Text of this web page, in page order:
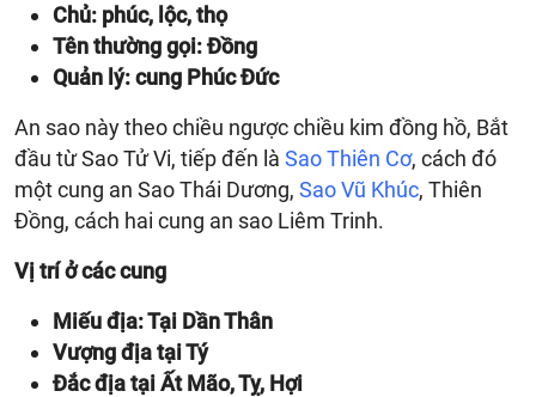
Chủ: phúc, lộc, thọ
Tên thường gọi: Đồng
Quản lý: cung Phúc Đức
An sao này theo chiều ngược chiều kim đồng hồ, Bắt
đầu từ Sao Tử Vi, tiếp đến là Sao Thiên Cơ, cách đó
một cung an Sao Thái Dương, Sao Vũ Khúc, Thiên
Đồng, cách hai cung an sao Liêm Trinh.
Vị trí ở các cung
Miếu địa: Tại Dần Thân
Vượng địa tại Tý
Đắc địa tại Ất Mão, Tỵ, Hợi